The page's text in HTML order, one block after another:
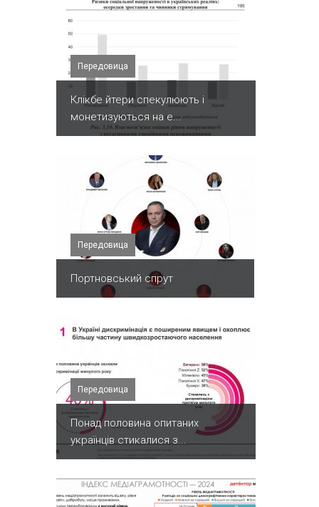
Передовица
Клікбе йтери спекулюють і
монетизуються на е...
Передовица
Портновський спрут
Передовица
Понад половина опитаних
українців стикалися з...